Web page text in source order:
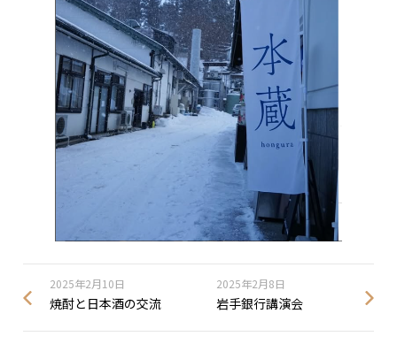
2025年2月10日
焼酎と日本酒の交流
2025年2月8日
岩手銀行講演会